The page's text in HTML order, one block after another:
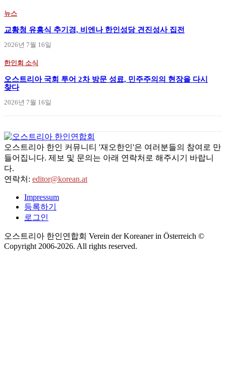
뉴스
교황청 유흥식 추기경, 비엔나 한인성당 견진성사 집전
2026년 7월 16일
한인회 소식
오스트리아 국회 투어 2차 방문 성료, 민주주의의 현장을 다시
찾다
2026년 7월 16일
오스트리아 한인 커뮤니티 '재오한인'은 여러분들의 참여로 만
들어집니다. 제보 및 문의는 아래 연락처로 해주시기 바랍니
다.
연락처: editor@korean.at
Impressum
등록하기
로그인
오스트리아 한인연합회 Verein der Koreaner in Österreich ©
Copyright 2006-2026. All rights reserved.